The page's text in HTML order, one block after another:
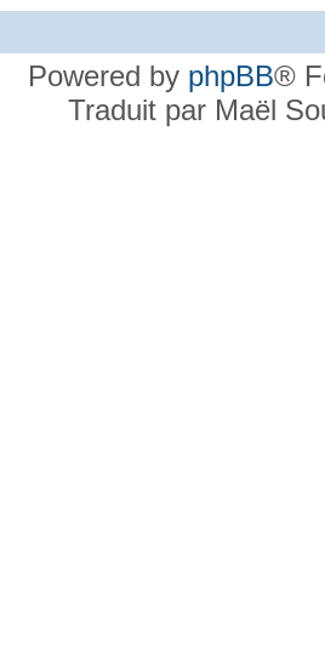
Powered by phpBB®
Traduit par Maël